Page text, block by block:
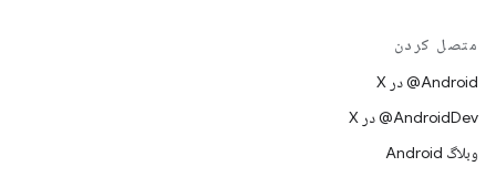
متصل کردن
‫‎@Android در X
‫‎@AndroidDev در X
وبلاگ Android